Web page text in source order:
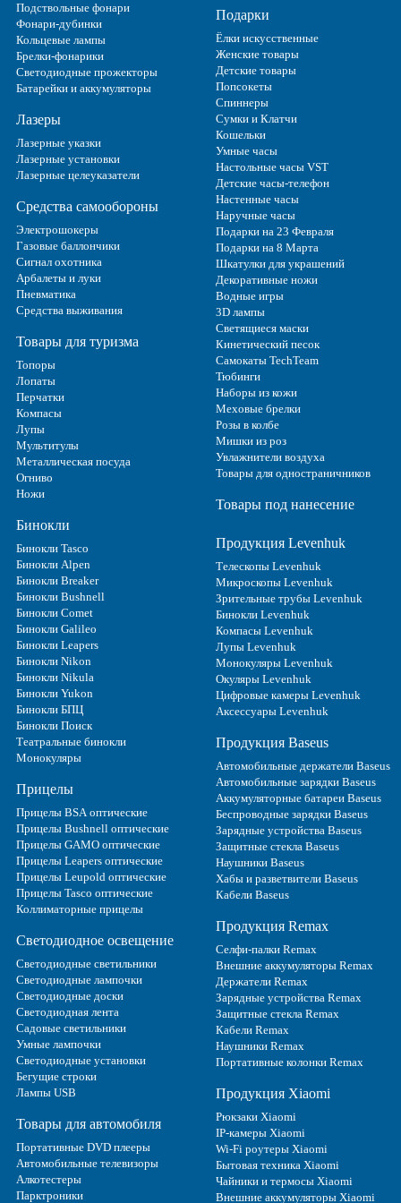
Подствольные фонари
Фонари-дубинки
Кольцевые лампы
Брелки-фонарики
Светодиодные прожекторы
Батарейки и аккумуляторы
Лазеры
Лазерные указки
Лазерные установки
Лазерные целеуказатели
Средства самообороны
Электрошокеры
Газовые баллончики
Сигнал охотника
Арбалеты и луки
Пневматика
Средства выживания
Товары для туризма
Топоры
Лопаты
Перчатки
Компасы
Лупы
Мультитулы
Металлическая посуда
Огниво
Ножи
Бинокли
Бинокли Tasco
Бинокли Alpen
Бинокли Breaker
Бинокли Bushnell
Бинокли Comet
Бинокли Galileo
Бинокли Leapers
Бинокли Nikon
Бинокли Nikula
Бинокли Yukon
Бинокли БПЦ
Бинокли Поиск
Театральные бинокли
Монокуляры
Прицелы
Прицелы BSA оптические
Прицелы Bushnell оптические
Прицелы GAMO оптические
Прицелы Leapers оптические
Прицелы Leupold оптические
Прицелы Tasco оптические
Коллиматорные прицелы
Светодиодное освещение
Светодиодные светильники
Светодиодные лампочки
Светодиодные доски
Светодиодная лента
Садовые светильники
Умные лампочки
Светодиодные установки
Бегущие строки
Лампы USB
Товары для автомобиля
Портативные DVD плееры
Автомобильные телевизоры
Алкотестеры
Парктроники
Подарки
Ёлки искусственные
Женские товары
Детские товары
Попсокеты
Спиннеры
Сумки и Клатчи
Кошельки
Умные часы
Настольные часы VST
Детские часы-телефон
Настенные часы
Наручные часы
Подарки на 23 Февраля
Подарки на 8 Марта
Шкатулки для украшений
Декоративные ножи
Водные игры
3D лампы
Светящиеся маски
Кинетический песок
Самокаты TechTeam
Тюбинги
Наборы из кожи
Меховые брелки
Розы в колбе
Мишки из роз
Увлажнители воздуха
Товары для одностраничников
Товары под нанесение
Продукция Levenhuk
Телескопы Levenhuk
Микроскопы Levenhuk
Зрительные трубы Levenhuk
Бинокли Levenhuk
Компасы Levenhuk
Лупы Levenhuk
Монокуляры Levenhuk
Окуляры Levenhuk
Цифровые камеры Levenhuk
Аксессуары Levenhuk
Продукция Baseus
Автомобильные держатели Baseus
Автомобильные зарядки Baseus
Аккумуляторные батареи Baseus
Беспроводные зарядки Baseus
Зарядные устройства Baseus
Защитные стекла Baseus
Наушники Baseus
Хабы и разветвители Baseus
Кабели Baseus
Продукция Remax
Селфи-палки Remax
Внешние аккумуляторы Remax
Держатели Remax
Зарядные устройства Remax
Защитные стекла Remax
Кабели Remax
Наушники Remax
Портативные колонки Remax
Продукция Xiaomi
Рюкзаки Xiaomi
IP-камеры Xiaomi
Wi-Fi роутеры Xiaomi
Бытовая техника Xiaomi
Чайники и термосы Xiaomi
Внешние аккумуляторы Xiaomi